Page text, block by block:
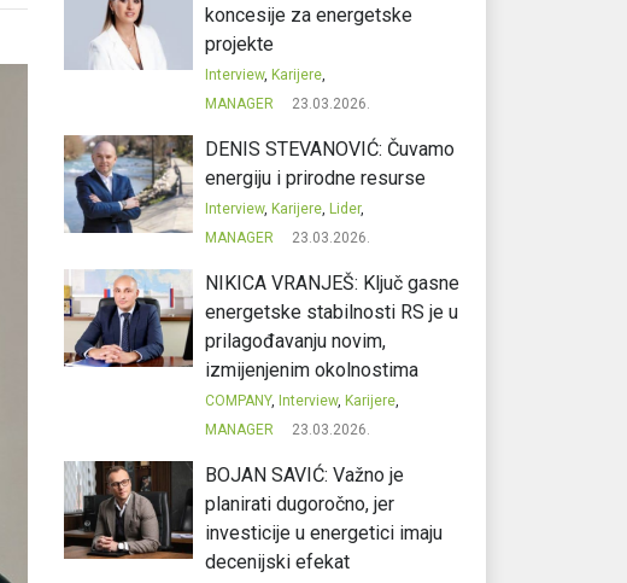
koncesije za energetske
projekte
Interview, Karijere,
MANAGER
23.03.2026.
DENIS STEVANOVIĆ: Čuvamo
energiju i prirodne resurse
Interview, Karijere, Lider,
MANAGER
23.03.2026.
NIKICA VRANJEŠ: Ključ gasne
energetske stabilnosti RS je u
prilagođavanju novim,
izmijenjenim okolnostima
COMPANY, Interview, Karijere,
MANAGER
23.03.2026.
BOJAN SAVIĆ: Važno je
planirati dugoročno, jer
investicije u energetici imaju
decenijski efekat